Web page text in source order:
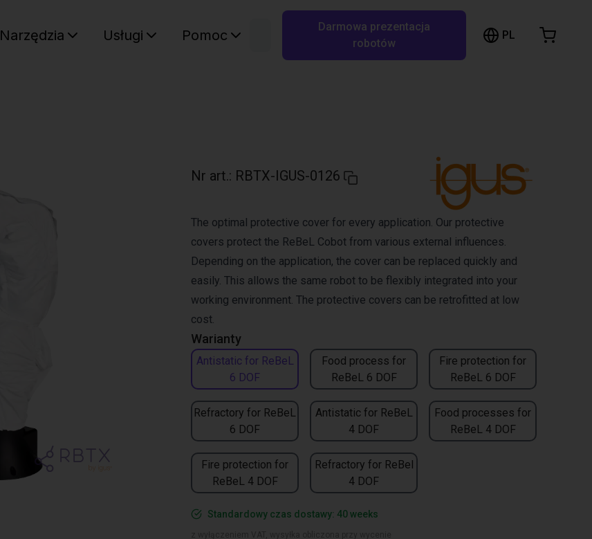
Narzędzia Usługi Pomoc Szukaj w RBTX…
Darmowa prezentacja
robotów
PL
Nr art.: RBTX-IGUS-0126
Warianty
Antistatic for ReBeL
6 DOF
Food process for
ReBeL 6 DOF
Fire protection for
ReBeL 6 DOF
Refractory for ReBeL
6 DOF
Antistatic for ReBeL
4 DOF
Food processes for
ReBeL 4 DOF
Fire protection for
ReBeL 4 DOF
Refractory for ReBel
4 DOF
The optimal protective cover for every application. Our protective
covers protect the ReBeL Cobot from various external influences.
Depending on the application, the cover can be replaced quickly and
easily. This allows the same robot to be flexibly integrated into your
working environment. The protective covers can be retrofitted at low
cost.
Standardowy czas dostawy: 40 weeks
Wózek sklepowy